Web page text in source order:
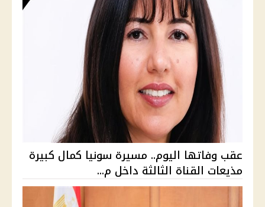
عقب وفاتها اليوم.. مسيرة سونيا كمال كبيرة
مذيعات القناة الثالثة داخل م...